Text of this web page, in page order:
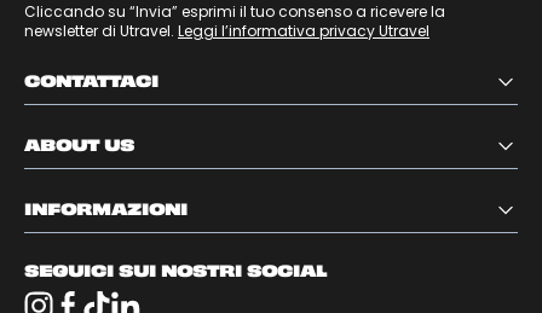
Cliccando su “Invia” esprimi il tuo consenso a ricevere la
newsletter di Utravel. Leggi l’informativa privacy Utravel
CONTATTACI
ABOUT US
INFORMAZIONI
SEGUICI SUI NOSTRI SOCIAL